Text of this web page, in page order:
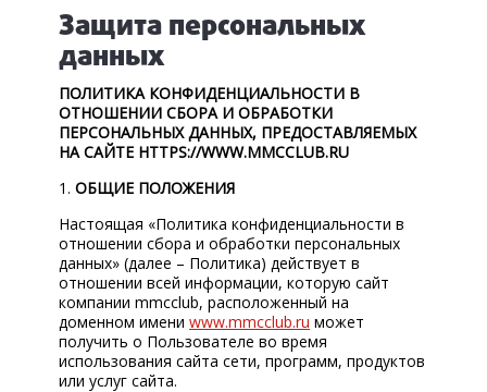
О СЕРВИСЕ
АКЦИИ
КОРП.КЛИЕНТАМ
ЦЕНЫ
ЗАПЧАСТИ
Защита персональных
данных
ПОЛИТИКА КОНФИДЕНЦИАЛЬНОСТИ В
ОТНОШЕНИИ СБОРА И ОБРАБОТКИ
ПЕРСОНАЛЬНЫХ ДАННЫХ, ПРЕДОСТАВЛЯЕМЫХ
НА САЙТЕ HTTPS://WWW.MMCCLUB.RU
1. ОБЩИЕ ПОЛОЖЕНИЯ
Настоящая «Политика конфиденциальности в
отношении сбора и обработки персональных
данных» (далее – Политика) действует в
отношении всей информации, которую сайт
компании mmcclub, расположенный на
доменном имени www.mmcclub.ru может
получить о Пользователе во время
использования сайта сети, программ, продуктов
или услуг сайта.